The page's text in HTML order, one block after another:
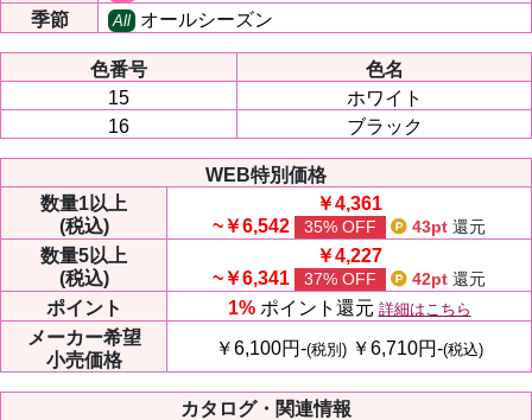
季節
All オールシーズン
色番号
色名
15
ホワイト
16
ブラック
WEB特別価格
数量1以上
(税込)
￥4,361
~￥6,542
35% OFF 43pt 還元
数量5以上
(税込)
￥4,227
~￥6,341
37% OFF 42pt 還元
ポイント 1% ポイント還元 詳細はこちら
メーカー希望
小売価格
￥6,100円-(税別) ￥6,710円-(税込)
カタログ・関連情報